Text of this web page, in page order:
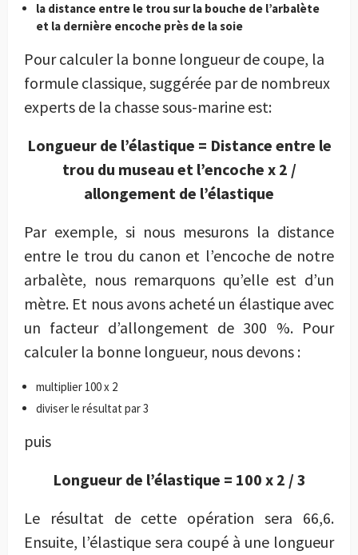
la distance entre le trou sur la bouche de l’arbalète
et la dernière encoche près de la soie
Pour calculer la bonne longueur de coupe, la
formule classique, suggérée par de nombreux
experts de la chasse sous-marine est:
Longueur de l’élastique = Distance entre le
trou du museau et l’encoche x 2 /
allongement de l’élastique
Par exemple, si nous mesurons la distance
entre le trou du canon et l’encoche de notre
arbalète, nous remarquons qu’elle est d’un
mètre. Et nous avons acheté un élastique avec
un facteur d’allongement de 300 %. Pour
calculer la bonne longueur, nous devons :
multiplier 100 x 2
diviser le résultat par 3
puis
Longueur de l’élastique = 100 x 2 / 3
Le résultat de cette opération sera 66,6.
Ensuite, l’élastique sera coupé à une longueur